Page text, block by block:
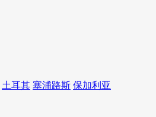
土耳其 塞浦路斯 保加利亚